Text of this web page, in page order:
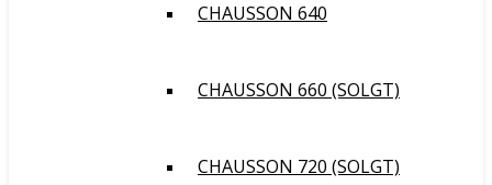
CHAUSSON 640
CHAUSSON 660 (SOLGT)
CHAUSSON 720 (SOLGT)